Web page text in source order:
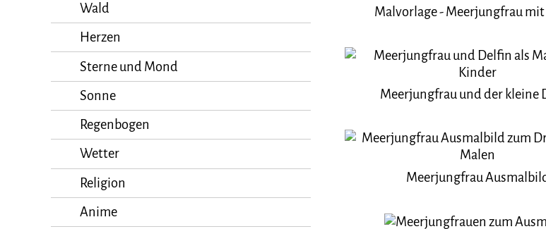
Wald
Herzen
Sterne und Mond
Sonne
Regenbogen
Wetter
Religion
Anime
Malvorlage - Meerjungfrau
Meerjungfrau und der kleine
Meerjungfrau